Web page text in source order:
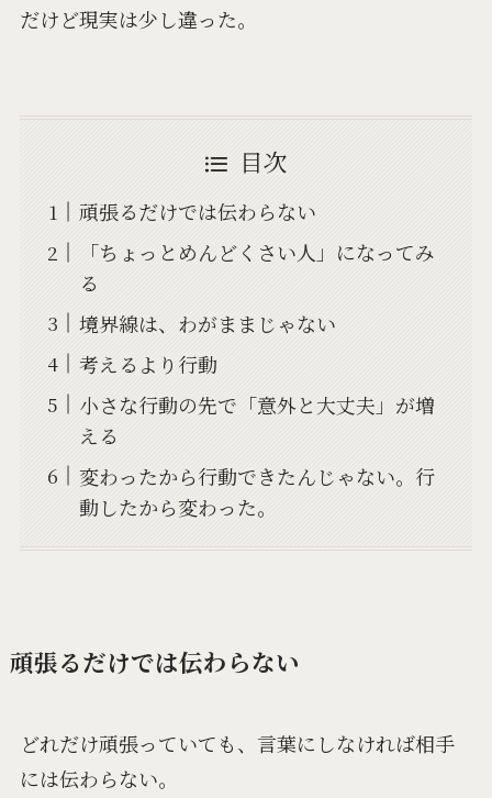
だけど現実は少し違った。
目次
頑張るだけでは伝わらない
「ちょっとめんどくさい人」になってみ
る
境界線は、わがままじゃない
考えるより行動
小さな行動の先で「意外と大丈夫」が増
える
変わったから行動できたんじゃない。行
動したから変わった。
頑張るだけでは伝わらない
どれだけ頑張っていても、言葉にしなければ相手
には伝わらない。